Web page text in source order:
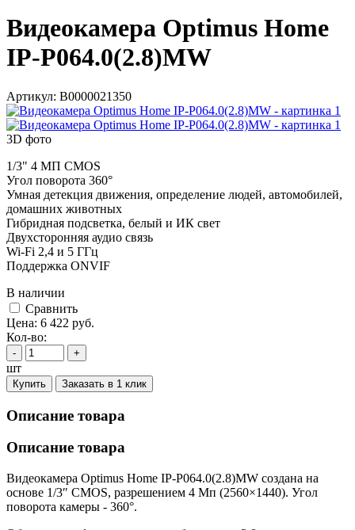
Видеокамера Optimus Home
IP-P064.0(2.8)MW
Артикул: В0000021350
3D фото
1/3" 4 МП CMOS
Угол поворота 360°
Умная детекция движения, определение людей, автомобилей,
домашних животных
Гибридная подсветка, белый и ИК свет
Двухсторонняя аудио связь
Wi-Fi 2,4 и 5 ГГц
Поддержка ONVIF
В наличии
Cравнить
Цена: 6 422 руб.
Кол-во:
- +
шт
Купить Заказать в 1 клик
Описание товара
Описание товара
Видеокамера Optimus Home IP-P064.0(2.8)MW создана на
основе 1/3″ CMOS, разрешением 4 Мп (2560×1440). Угол
поворота камеры - 360°.